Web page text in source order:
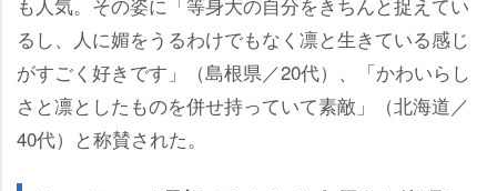
るし、人に媚をうるわけでもなく凛と生きている感じ
がすごく好きです」（島根県／20代）、「かわいらし
さと凛としたものを併せ持っていて素敵」（北海道／
40代）と称賛された。